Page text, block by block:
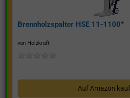
Brennholzspalter HSE 11-1100*
von Holzkraft
Auf Amazon